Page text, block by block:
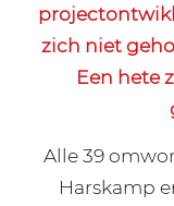
zich niet
Een hete
Alle 39
Harskamp